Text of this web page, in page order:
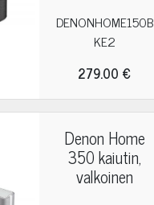
DENONHOME150B
KE2
279.00 €
Denon Home
350 kaiutin,
valkoinen